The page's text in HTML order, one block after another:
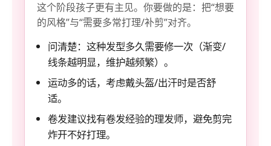
这个阶段孩子更有主见。你要做的是：把“想要
的风格”与“需要多常打理/补剪”对齐。
问清楚：这种发型多久需要修一次（渐变/
线条越明显，维护越频繁）。
运动多的话，考虑戴头盔/出汗时是否舒
适。
卷发建议找有卷发经验的理发师，避免剪完
炸开不好打理。